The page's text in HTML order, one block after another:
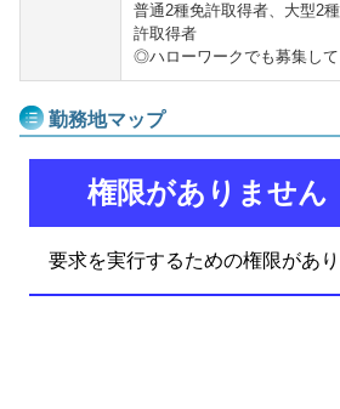
普通2種免許取得者、大型2
許取得者
◎ハローワークでも募集して
勤務地マップ